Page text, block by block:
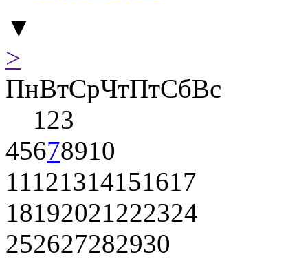
▼
>
ПнВтСрЧтПтСбВс
1 23
45678910
11 121314151617
18192021 222324
252627282930